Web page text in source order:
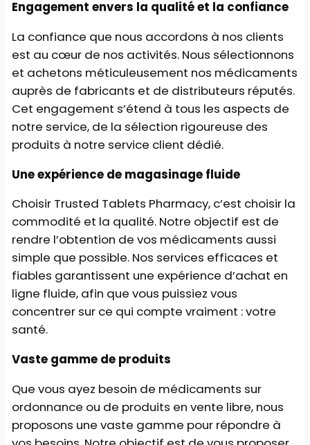
Engagement envers la qualité et la confiance
La confiance que nous accordons à nos clients
est au cœur de nos activités. Nous sélectionnons
et achetons méticuleusement nos médicaments
auprès de fabricants et de distributeurs réputés.
Cet engagement s’étend à tous les aspects de
notre service, de la sélection rigoureuse des
produits à notre service client dédié.
Une expérience de magasinage fluide
Choisir Trusted Tablets Pharmacy, c’est choisir la
commodité et la qualité. Notre objectif est de
rendre l’obtention de vos médicaments aussi
simple que possible. Nos services efficaces et
fiables garantissent une expérience d’achat en
ligne fluide, afin que vous puissiez vous
concentrer sur ce qui compte vraiment : votre
santé.
Vaste gamme de produits
Que vous ayez besoin de médicaments sur
ordonnance ou de produits en vente libre, nous
proposons une vaste gamme pour répondre à